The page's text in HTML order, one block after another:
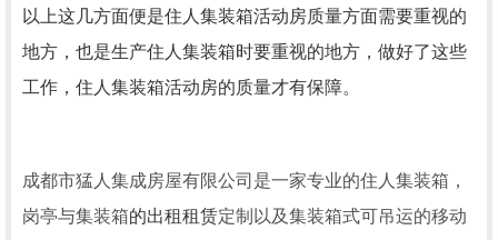
以上这几方面便是住人集装箱活动房质量方面需要重视的
地方，也是生产住人集装箱时要重视的地方，做好了这些
工作，住人集装箱活动房的质量才有保障。
成都市猛人集成房屋有限公司是一家专业的住人集装箱，
岗亭与集装箱的出租租赁定制以及集装箱式可吊运的移动